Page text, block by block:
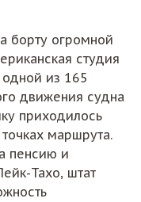
борту огромной
студия
из 165
движения судна
приходилось
маршрута.
пенсию и
Тахо, штат